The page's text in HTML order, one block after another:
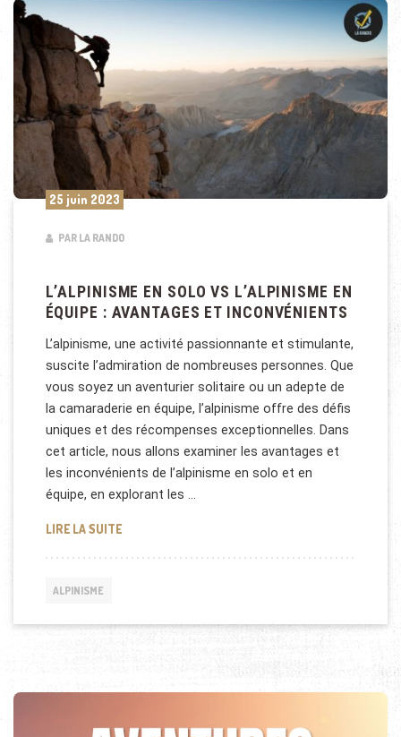
25 juin 2023
PAR LA RANDO
L’ALPINISME EN SOLO VS L’ALPINISME EN
ÉQUIPE : AVANTAGES ET INCONVÉNIENTS
L’alpinisme, une activité passionnante et stimulante,
suscite l’admiration de nombreuses personnes. Que
vous soyez un aventurier solitaire ou un adepte de
la camaraderie en équipe, l’alpinisme offre des défis
uniques et des récompenses exceptionnelles. Dans
cet article, nous allons examiner les avantages et
les inconvénients de l’alpinisme en solo et en
équipe, en explorant les …
LIRE LA SUITEL’ALPINISME EN SOLO VS L’ALPINISME EN ÉQUIPE :
ALPINISME